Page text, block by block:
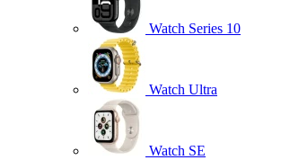
Watch Series 10
Watch Ultra
Watch SE